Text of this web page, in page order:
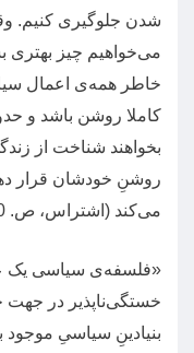
شدن جلوگیری کنیم.
می‌خواهیم چیز بهتری
خاطر همه‌ی اعمال
کاملا روشن باشد و
بخواهند شناخت از
روشنِ خودشان قرار
می‌کند ( اشتراس، ص. 10).
«فلسفه‌ی سیاسی یک
خستگی‌ناپذیر در
بنیادینِ سیاسیِ